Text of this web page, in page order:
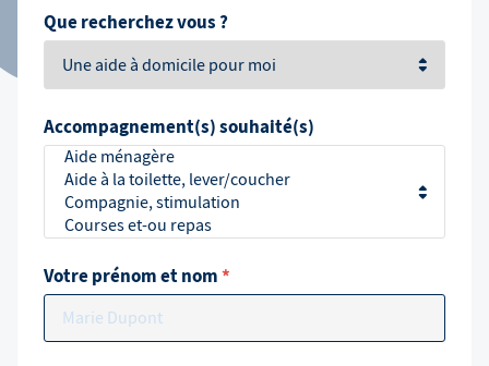
Que recherchez vous ?
Accompagnement(s) souhaité(s)
Votre prénom et nom*